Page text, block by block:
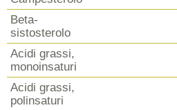
Beta-
sistosterolo
Acidi grassi,
monoinsaturi
Acidi grassi,
polinsaturi